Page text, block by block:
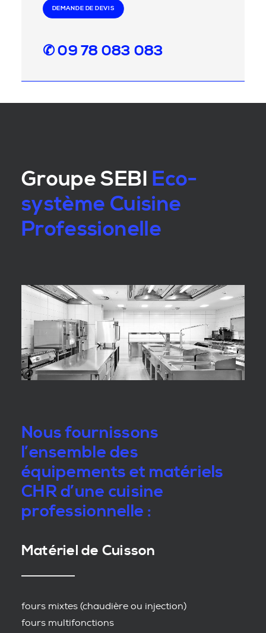
DEMANDE DE DEVIS
✆ 09 78 083 083
Groupe SEBI Eco-
système Cuisine
Professionelle
Nous fournissons
l’ensemble des
équipements et matériels
CHR d’une cuisine
professionnelle :
Matériel de Cuisson
fours mixtes (chaudière ou injection)
fours multifonctions